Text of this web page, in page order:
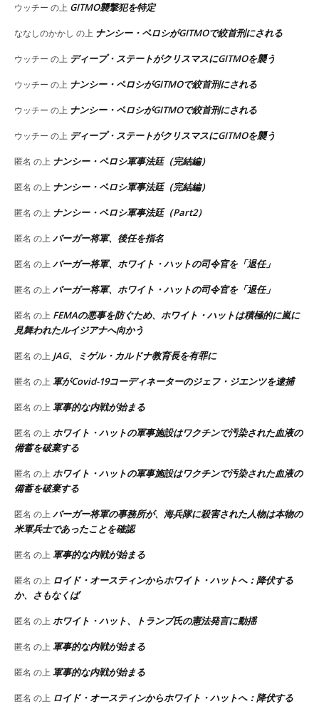
ウッチー の上 GITMO襲撃犯を特定
ななしのかかし の上 ナンシー・ペロシがGITMOで絞首刑にされる
ウッチー の上 ディープ・ステートがクリスマスにGITMOを襲う
ウッチー の上 ナンシー・ペロシがGITMOで絞首刑にされる
ウッチー の上 ナンシー・ペロシがGITMOで絞首刑にされる
ウッチー の上 ディープ・ステートがクリスマスにGITMOを襲う
匿名 の上 ナンシー・ペロシ軍事法廷（完結編）
匿名 の上 ナンシー・ペロシ軍事法廷（完結編）
匿名 の上 ナンシー・ペロシ軍事法廷（Part2）
匿名 の上バーガー将軍、後任を指名
匿名 の上バーガー将軍、ホワイト・ハットの司令官を「退任」
匿名 の上バーガー将軍、ホワイト・ハットの司令官を「退任」
匿名 の上 FEMAの悪事を防ぐため、ホワイト・ハットは積極的に嵐に
見舞われたルイジアナへ向かう
匿名 の上 JAG、ミゲル・カルドナ教育長を有罪に
匿名 の上軍がCovid-19コーディネーターのジェフ・ジエンツを逮捕
匿名 の上軍事的な内戦が始まる
匿名 の上ホワイト・ハットの軍事施設はワクチンで汚染された血液の
備蓄を破棄する
匿名 の上ホワイト・ハットの軍事施設はワクチンで汚染された血液の
備蓄を破棄する
匿名 の上バーガー将軍の事務所が、海兵隊に殺害された人物は本物の
米軍兵士であったことを確認
匿名 の上軍事的な内戦が始まる
匿名 の上 ロイド・オースティンからホワイト・ハットへ：降伏する
か、さもなくば
匿名 の上ホワイト・ハット、トランプ氏の憲法発言に動揺
匿名 の上軍事的な内戦が始まる
匿名 の上軍事的な内戦が始まる
匿名 の上 ロイド・オースティンからホワイト・ハットへ：降伏する